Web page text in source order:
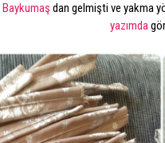
Baykumaş dan gelmişti ve yakma
yazımda